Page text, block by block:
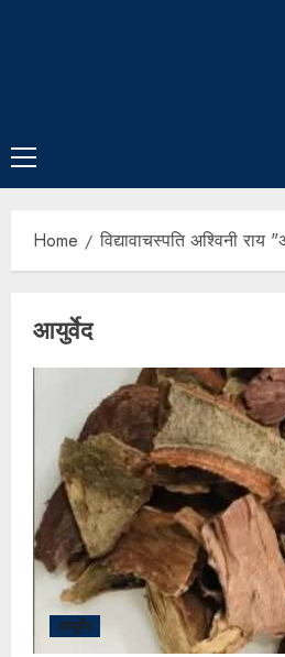
Home विद्यावाचस्पति अश्विनी
आयुर्वेद
आयुर्वेद